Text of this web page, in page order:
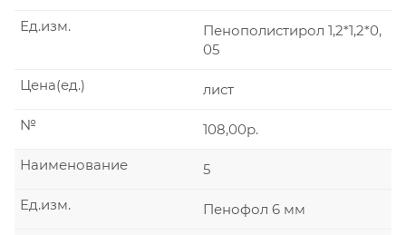
Пенополистирол 1,2*1,2*0,
05
Ед.изм.
лист
Цена(ед.)
108,00р.
№
5
Наименование
Пенофол 6 мм
Ед.изм.